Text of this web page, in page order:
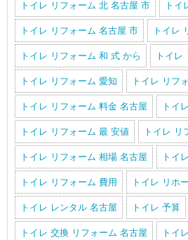
トイレ リフォーム 北 名古屋 市 トイ
トイレ リフォーム 名古屋 市 トイレ
トイレ リフォーム 和 式 から トイレ
トイレ リフォーム 愛知 トイレ リフ
トイレ リフォーム 料金 名古屋 トイ
トイレ リフォーム 最 安値 トイレ リ
トイレ リフォーム 相場 名古屋 トイ
トイレ リフォーム 費用 トイレ リホ
トイレ レンタル 名古屋 トイレ 予算
トイレ 交換 リフォーム 名古屋 トイ